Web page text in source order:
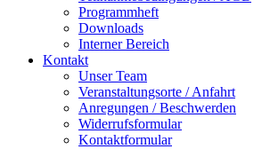
Programmheft
Downloads
Interner Bereich
Kontakt
Unser Team
Veranstaltungsorte / Anfahrt
Anregungen / Beschwerden
Widerrufsformular
Kontaktformular